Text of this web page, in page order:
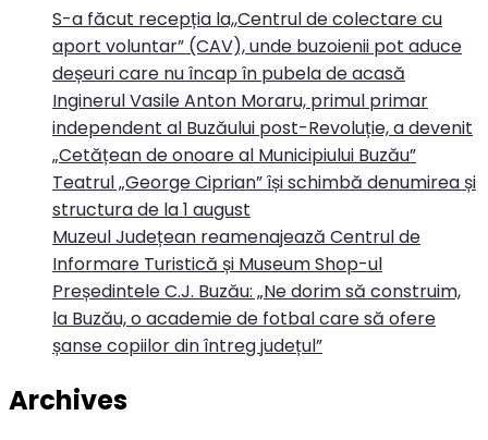
S-a făcut recepția la,,Centrul de colectare cu
aport voluntar” (CAV), unde buzoienii pot aduce
deșeuri care nu încap în pubela de acasă
Inginerul Vasile Anton Moraru, primul primar
independent al Buzăului post-Revoluție, a devenit
„Cetățean de onoare al Municipiului Buzău”
Teatrul „George Ciprian” își schimbă denumirea și
structura de la 1 august
Muzeul Județean reamenajează Centrul de
Informare Turistică și Museum Shop-ul
Președintele C.J. Buzău: „Ne dorim să construim,
la Buzău, o academie de fotbal care să ofere
șanse copiilor din întreg județul”
Archives